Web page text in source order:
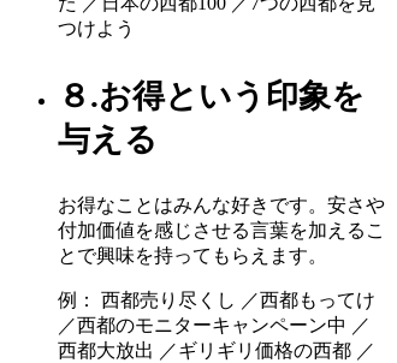
つけよう
８.お得という印象を
与える
お得なことはみんな好きです。安さや
付加価値を感じさせる言葉を加えるこ
とで興味を持ってもらえます。
例： 西都売り尽くし ／西都もってけ
／西都のモニターキャンペーン中 ／
西都大放出 ／ギリギリ価格の西都 ／